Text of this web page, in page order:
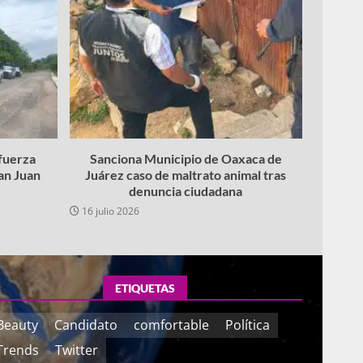
Juan
Sanciona Municipio de Oaxaca de
Juárez caso de maltrato animal tras
denuncia ciudadana
16 julio 2026
ETIQUETAS
Candidato comfortable
Política
Twitter